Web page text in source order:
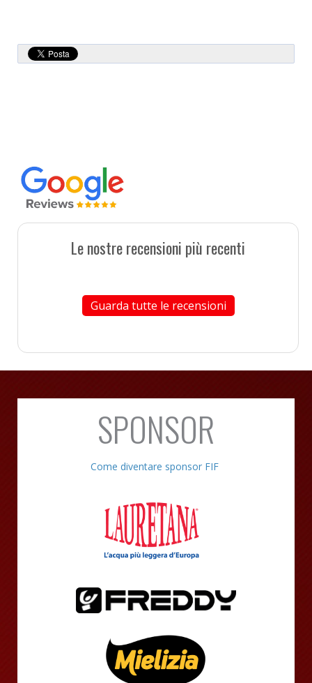
Le nostre recensioni più recenti
Guarda tutte le recensioni
SPONSOR
Come diventare sponsor FIF